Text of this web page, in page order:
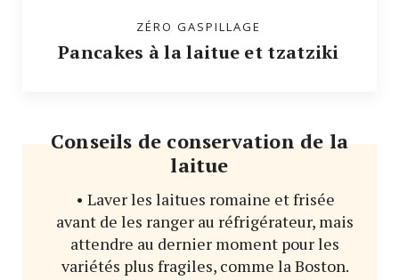
ZÉRO GASPILLAGE
Pancakes à la laitue et tzatziki
Conseils de conservation de la
laitue
• Laver les laitues romaine et frisée
avant de les ranger au réfrigérateur, mais
attendre au dernier moment pour les
variétés plus fragiles, comme la Boston.